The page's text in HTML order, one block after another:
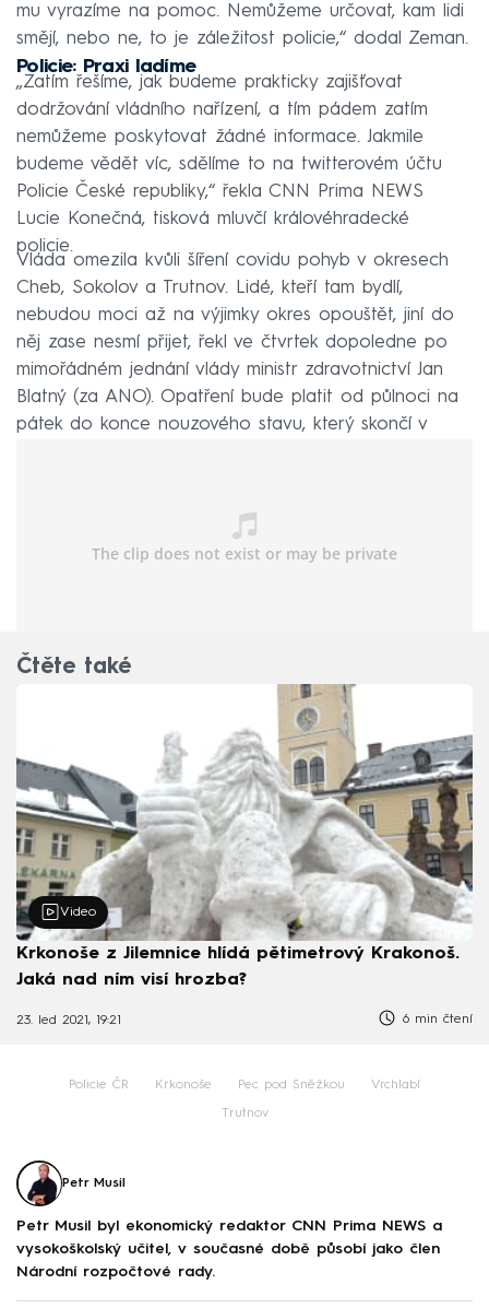
mu vyrazíme na pomoc. Nemůžeme určovat, kam lidi
smějí, nebo ne, to je záležitost policie,“ dodal Zeman.
Policie: Praxi ladíme
„Zatím řešíme, jak budeme prakticky zajišťovat
dodržování vládního nařízení, a tím pádem zatím
nemůžeme poskytovat žádné informace. Jakmile
budeme vědět víc, sdělíme to na twitterovém účtu
Policie České republiky,“ řekla CNN Prima NEWS
Lucie Konečná, tisková mluvčí královéhradecké
policie.
Vláda omezila kvůli šíření covidu pohyb v okresech
Cheb, Sokolov a Trutnov. Lidé, kteří tam bydlí,
nebudou moci až na výjimky okres opouštět, jiní do
něj zase nesmí přijet, řekl ve čtvrtek dopoledne po
mimořádném jednání vlády ministr zdravotnictví Jan
Blatný (za ANO). Opatření bude platit od půlnoci na
pátek do konce nouzového stavu, který skončí v
Čtěte také
Video
Krkonoše z Jilemnice hlídá pětimetrový Krakonoš.
Jaká nad ním visí hrozba?
23. led 2021, 19:21 6 min čtení
Policie ČR Krkonoše Pec pod Sněžkou Vrchlabí
Trutnov
Petr Musil
Petr Musil byl ekonomický redaktor CNN Prima NEWS a
vysokoškolský učitel, v současné době působí jako člen
Národní rozpočtové rady.